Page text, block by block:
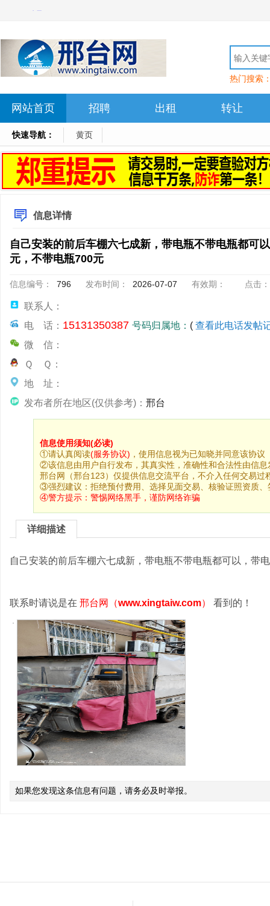
热门搜索
网站首页 招聘 出租 转让
快速导航： 黄页
信息详情
自己安装的前后车棚六七成新，带电瓶不带电瓶都可
元，不带电瓶700元
信息编号： 796 发布时间： 2026-07-07 有效期： 点击：
联系人：
电 话： 15131350387 号码归属地： ( 查看此电话发帖
微 信：
Ｑ Ｑ：
地 址：
发布者所在地区(仅供参考)： 邢台
信息使用须知(必读)
①请认真阅读(服务协议) ，使用信息视为已知晓并同意该协议
②该信息由用户自行发布，其真实性，准确性和合法性由信息
邢台网（邢台123）仅提供信息交流平台，不介入任何交易过
③强烈建议：拒绝预付费用、选择见面交易、核验证照资质、
④警方提示： 警惕网络黑手，谨防网络诈骗
详细描述
自己安装的前后车棚六七成新，带电瓶不带电瓶都可以，带
联系时请说是在 邢台网（www.xingtaiw.com） 看到的！
如果您发现这条信息有问题，请务必及时举报。